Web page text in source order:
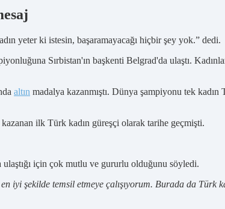
yeter ki istesin, başaramayacağı hiçbir şey yok.” dedi.
Sırbistan'ın başkenti Belgrad'da ulaştı.
altın madalya kazanmıştı. Dünya şampiyonu tek
ilk Türk kadın güreşçi olarak tarihe geçmişti.
için çok mutlu ve gururlu olduğunu söyledi.
şekilde temsil etmeye çalışıyorum. Burada da Türk